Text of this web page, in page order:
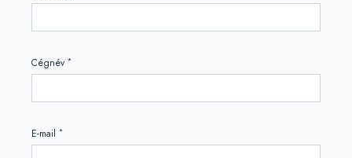
Cégnév *
E-mail *